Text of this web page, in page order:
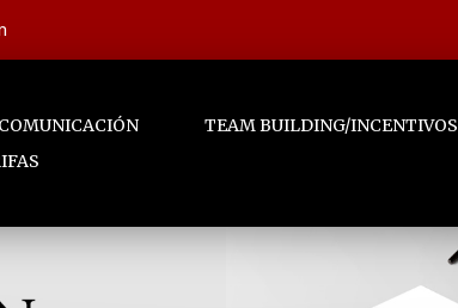
COMUNICACIÓN TEAM BUILDING/INCENTIVOS